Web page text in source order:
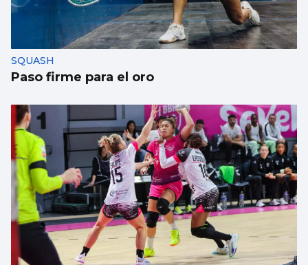
SQUASH
Paso firme para el oro